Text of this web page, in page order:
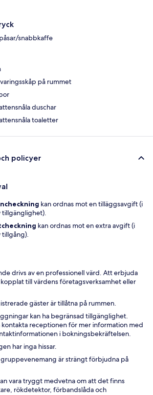
snabbkaffe
på rummet
duschar
toaletter
policyer
kan ordnas mot en tilläggsavgift (i
tillgänglighet).
kan ordnas mot en extra avgift (i
tillgång).
drivs av en professionell värd. Att erbjuda
till värdens företagsverksamhet eller
gäster är tillåtna på rummen.
kan ha begränsad tillgänglighet.
kontakta receptionen för mer information med
i bokningsbekräftelsen.
har inga hissar.
gruppevenemang är strängt förbjudna på
vara tryggt medvetna om att det finns
rökdetektor, förbandslåda och